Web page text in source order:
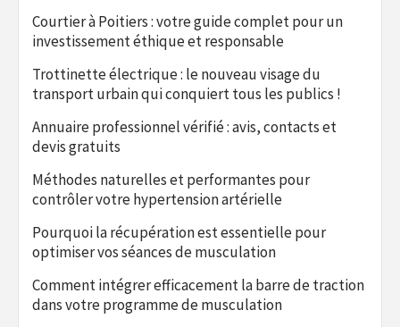
Courtier à Poitiers : votre guide complet pour un
investissement éthique et responsable
Trottinette électrique : le nouveau visage du
transport urbain qui conquiert tous les publics !
Annuaire professionnel vérifié : avis, contacts et
devis gratuits
Méthodes naturelles et performantes pour
contrôler votre hypertension artérielle
Pourquoi la récupération est essentielle pour
optimiser vos séances de musculation
Comment intégrer efficacement la barre de traction
dans votre programme de musculation